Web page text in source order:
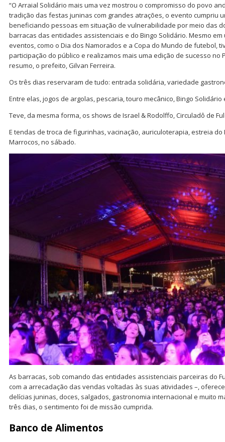
“O Arraial Solidário mais uma vez mostrou o compromisso do povo
tradição das festas juninas com grandes atrações, o evento cumpriu
beneficiando pessoas em situação de vulnerabilidade por meio das
barracas das entidades assistenciais e do Bingo Solidário. Mesmo
eventos, como o Dia dos Namorados e a Copa do Mundo de futebol,
participação do público e realizamos mais uma edição de sucesso no
resumo, o prefeito, Gilvan Ferreira.
Os três dias reservaram de tudo: entrada solidária, variedade
Entre elas, jogos de argolas, pescaria, touro mecânico, Bingo Solidário
Teve, da mesma forma, os shows de Israel & Rodolffo, Circuladô de
E tendas de troca de figurinhas, vacinação, auriculoterapia, estreia do
Marrocos, no sábado.
As barracas, sob comando das entidades assistenciais parceiras do
com a arrecadação das vendas voltadas às suas atividades –,
delícias juninas, doces, salgados, gastronomia internacional e muito
três dias, o sentimento foi de missão cumprida.
Banco de Alimentos